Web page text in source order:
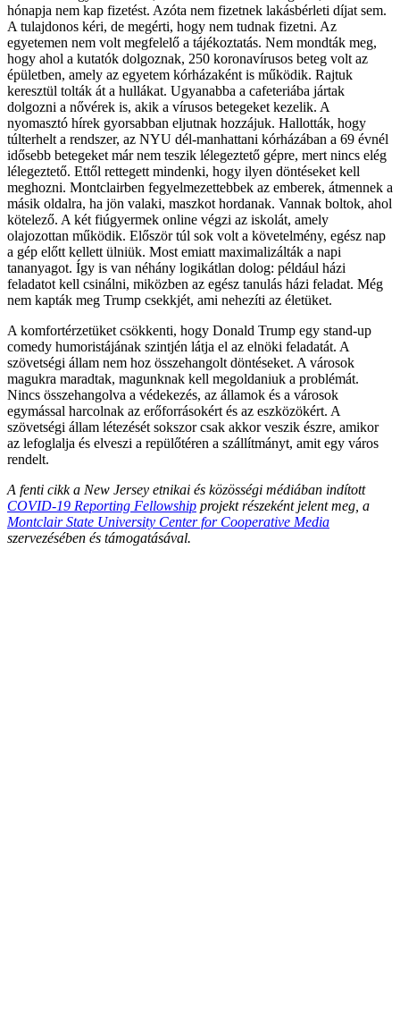
hónapja nem kap fizetést. Azóta nem fizetnek lakásbérleti díjat sem.
A tulajdonos kéri, de megérti, hogy nem tudnak fizetni. Az
egyetemen nem volt megfelelő a tájékoztatás. Nem mondták meg,
hogy ahol a kutatók dolgoznak, 250 koronavírusos beteg volt az
épületben, amely az egyetem kórházaként is működik. Rajtuk
keresztül tolták át a hullákat. Ugyanabba a cafeteriába jártak
dolgozni a nővérek is, akik a vírusos betegeket kezelik. A
nyomasztó hírek gyorsabban eljutnak hozzájuk. Hallották, hogy
túlterhelt a rendszer, az NYU dél-manhattani kórházában a 69 évnél
idősebb betegeket már nem teszik lélegeztető gépre, mert nincs elég
lélegeztető. Ettől rettegett mindenki, hogy ilyen döntéseket kell
meghozni. Montclairben fegyelmezettebbek az emberek, átmennek a
másik oldalra, ha jön valaki, maszkot hordanak. Vannak boltok, ahol
kötelező. A két fiúgyermek online végzi az iskolát, amely
olajozottan működik. Először túl sok volt a követelmény, egész nap
a gép előtt kellett ülniük. Most emiatt maximalizálták a napi
tananyagot. Így is van néhány logikátlan dolog: például házi
feladatot kell csinálni, miközben az egész tanulás házi feladat. Még
nem kapták meg Trump csekkjét, ami nehezíti az életüket.
A komfortérzetüket csökkenti, hogy Donald Trump egy stand-up
comedy humoristájának szintjén látja el az elnöki feladatát. A
szövetségi állam nem hoz összehangolt döntéseket. A városok
magukra maradtak, magunknak kell megoldaniuk a problémát.
Nincs összehangolva a védekezés, az államok és a városok
egymással harcolnak az erőforrásokért és az eszközökért. A
szövetségi állam létezését sokszor csak akkor veszik észre, amikor
az lefoglalja és elveszi a repülőtéren a szállítmányt, amit egy város
rendelt.
A fenti cikk a New Jersey etnikai és közösségi médiában indított
COVID-19 Reporting Fellowship projekt részeként jelent meg, a
Montclair State University Center for Cooperative Media
szervezésében és támogatásával.